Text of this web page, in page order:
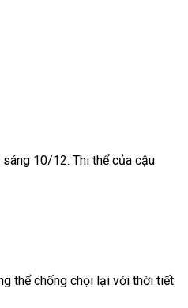
10/12. Thi thể của cậu
thể chống chọi lại với thời tiết